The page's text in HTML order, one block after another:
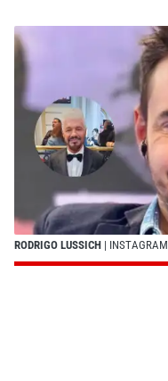
RODRIGO LUSSICH | INSTAGRAM